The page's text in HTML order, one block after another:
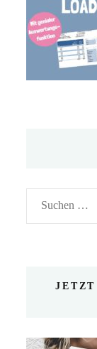
Suchen
nach: